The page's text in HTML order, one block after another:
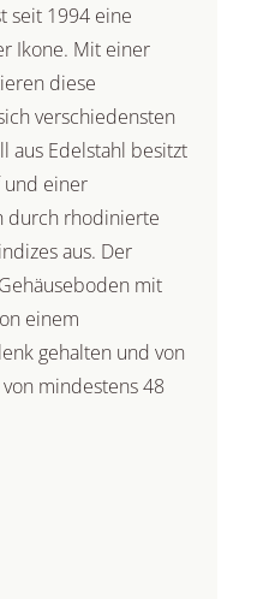
seit 1994 eine
Ikone. Mit einer
diese
verschiedensten
aus Edelstahl besitzt
und einer
durch rhodinierte
aus. Der
mit
einem
gehalten und von
mindestens 48